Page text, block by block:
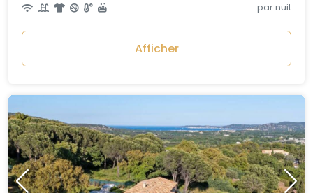
par nuit
Afficher